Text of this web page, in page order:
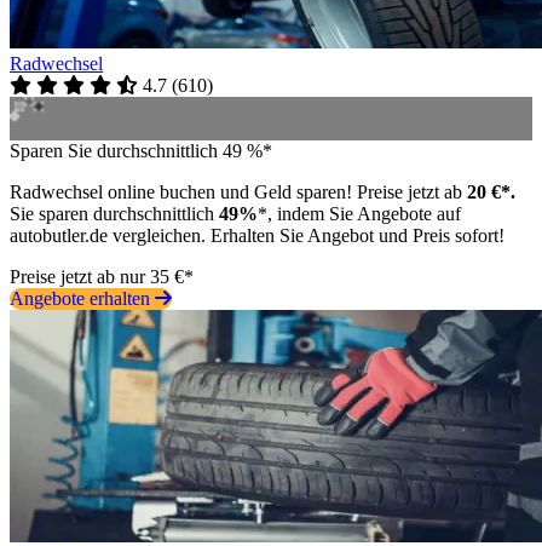
Radwechsel
4.7 (610)
Sparen Sie durchschnittlich 49 %*
Radwechsel online buchen und Geld sparen! Preise jetzt ab 20 €*.
Sie sparen durchschnittlich 49%*, indem Sie Angebote auf
autobutler.de vergleichen. Erhalten Sie Angebot und Preis sofort!
Preise jetzt ab nur 35 €*
Angebote erhalten